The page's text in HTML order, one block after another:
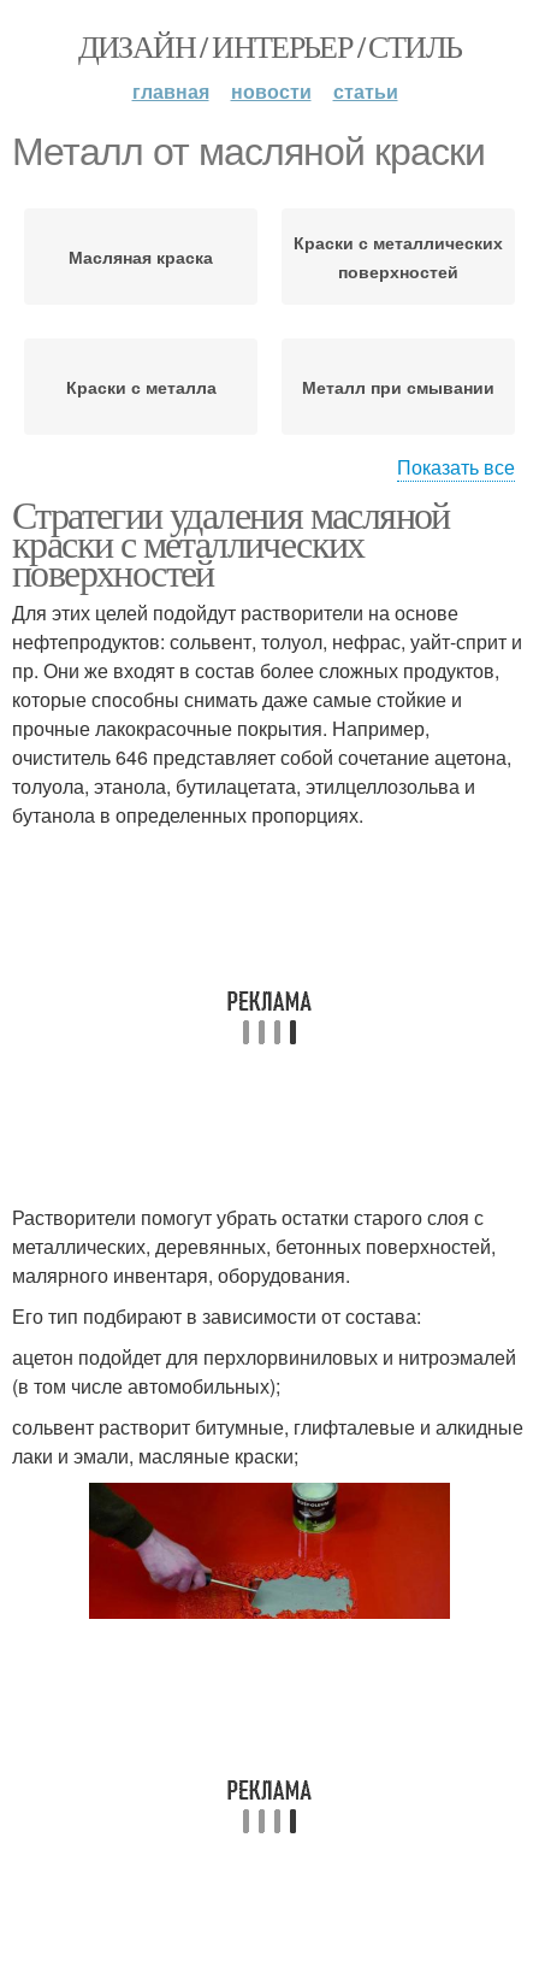
ДИЗАЙН / ИНТЕРЬЕР / СТИЛЬ
главная новости статьи
Металл от масляной краски
Масляная краска
Краски с металлических
поверхностей
Краски с металла Металл при смывании
Краска с металла Старая краска
Смывка с металла
Показать все
Стратегии удаления масляной
краски с металлических
поверхностей
Для этих целей подойдут растворители на основе
нефтепродуктов: сольвент, толуол, нефрас, уайт-сприт и
пр. Они же входят в состав более сложных продуктов,
которые способны снимать даже самые стойкие и
прочные лакокрасочные покрытия. Например,
очиститель 646 представляет собой сочетание ацетона,
толуола, этанола, бутилацетата, этилцеллозольва и
бутанола в определенных пропорциях.
Растворители помогут убрать остатки старого слоя с
металлических, деревянных, бетонных поверхностей,
малярного инвентаря, оборудования.
Его тип подбирают в зависимости от состава:
ацетон подойдет для перхлорвиниловых и нитроэмалей
(в том числе автомобильных);
сольвент растворит битумные, глифталевые и алкидные
лаки и эмали, масляные краски;